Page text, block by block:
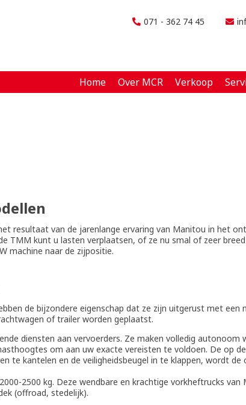
071 - 362 74 45
Home Over MCR Verkoop
resultaat van de jarenlange ervaring van Manitou in het
kunt u lasten verplaatsen, of ze nu smal of zeer
machine naar de zijpositie.
de bijzondere eigenschap dat ze zijn uitgerust met een
of trailer worden geplaatst.
diensten aan vervoerders. Ze maken volledig autonoom
om aan uw exacte vereisten te voldoen. De op
te kantelen en de veiligheidsbeugel in te klappen, wordt
2500 kg. Deze wendbare en krachtige vorkheftrucks
(offroad, stedelijk).